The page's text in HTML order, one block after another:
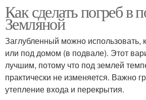
Как сделать погреб в
Земляной
Заглубленный можно использовать,
или под домом (в подвале). Этот
лучшим, потому что под землей
практически не изменяется. Важно
утепление входа и перекрытия.